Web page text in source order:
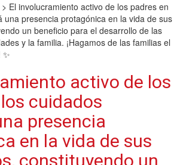
> El involucramiento activo de los padres en
una presencia protagónica en la vida de sus
un beneficio para el desarrollo de las
y la familia. ¡Hagamos de las familias el
activo de los
cuidados
presencia
en la vida de sus
constituyendo un